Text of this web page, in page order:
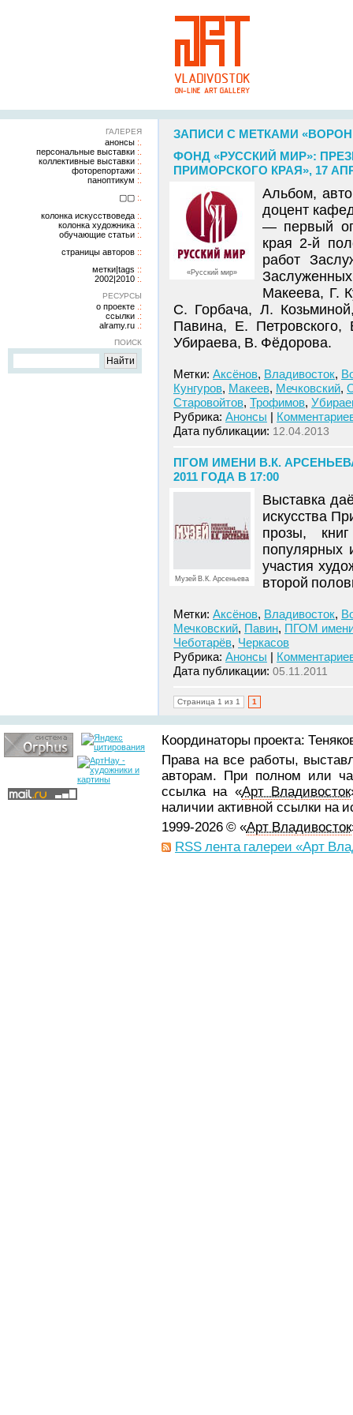
ГАЛЕРЕЯ
анонсы
персональные выставки
коллективные выставки
фоторепортажи
паноптикум
▢▢
колонка искусствоведа
колонка художника
обучающие статьи
страницы авторов
метки|tags
2002|2010
РЕСУРСЫ
о проекте
ссылки
alramy.ru
ПОИСК
ЗАПИСИ С МЕТКАМИ
ФОНД «РУССКИЙ МИР»:
ПРИМОРСКОГО КРАЯ», 17
«Русский мир»
Альбом,
доцент
— первый
края 2-й
работ
Макеева, Г.
С. Горбача, Л.
Павина, Е.
Убираева, В. Фёдорова.
Метки: Аксёнов, Владивосток,
Кунгуров, Макеев, Мечковский,
Старовойтов, Трофимов,
Рубрика: Анонсы |
Дата публикации: 12.04.2013
ПГОМ ИМЕНИ В.К.
2011 ГОДА В 17:00
Музей В.К. Арсеньева
Выставка
искусства
прозы,
популярных
участия
второй
Метки: Аксёнов, Владивосток,
Мечковский, Павин, ПГОМ
Чеботарёв, Черкасов
Рубрика: Анонсы |
Дата публикации: 05.11.2011
Страница 1 из 1 1
Координаторы проекта:
Права на все работы,
авторам. При полном или
ссылка на «Арт Владивосток
наличии активной ссылки на
1999-2026 © «Арт Владивосток
RSS лента галереи «Арт